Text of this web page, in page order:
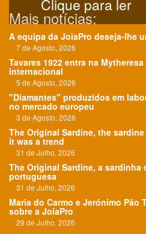
Clique para ler
Mais notícias:
A equipa da JoiaPro deseja-lhe
7 de Agosto, 2026
Tavares 1922 entra na
internacional
5 de Agosto, 2026
"Diamantes" produzidos em
no mercado europeu
3 de Agosto, 2026
The Original Sardine, the
it was a trend
31 de Julho, 2026
The Original Sardine, a sardinha
portuguesa
31 de Julho, 2026
Maria do Carmo e Jerónimo Pão
sobre a JoiaPro
29 de Julho, 2026